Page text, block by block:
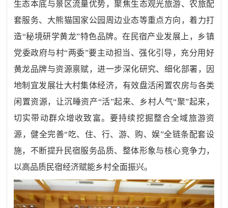
生态本底与景区流量优势，聚焦生态观光旅游、农旅配
套服务、大熊猫国家公园周边业态等重点方向，着力打
造“秘境研学黄龙”特色品牌。在民宿产业发展上，乡镇
党委政府与村“两委”要主动担当、强化引导，充分用好
黄龙品牌与资源禀赋，进一步深化研究、细化部署，因
地制宜发展壮大村集体经济，有效盘活闲置农房与各类
闲置资源，让沉睡资产“活”起来、乡村人气“聚”起来，
切实带动群众增收致富。要持续挖掘整合全域旅游资
源，健全完善“吃、住、行、游、购、娱”全链条配套设
施，不断提升民宿服务品质、整体形象与核心竞争力，
以高品质民宿经济赋能乡村全面振兴。